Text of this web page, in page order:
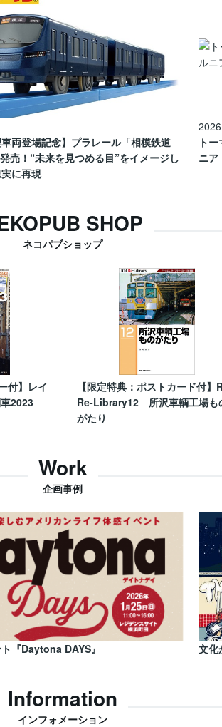
車両登場記念】プラレール「相模鉄道
売！“未来を見つめる目”をイメージし
に再現
ト
ニア
SHOP
ネコパブショップ
付】レイ
2023
【限定特典：ポストカード付】
Re-Library12 所沢車輌工場も
がたり
Work
企画事例
『Daytona DAYS』 文化
Information
インフォメーション